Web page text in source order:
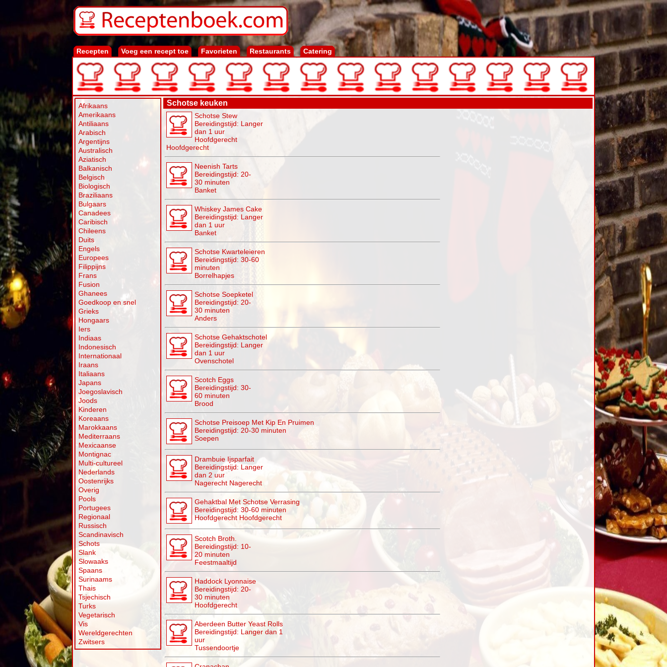
Recepten Voeg een recept toe Favorieten Restaurants Catering
Afrikaans
Amerikaans
Antiliaans
Arabisch
Argentijns
Australisch
Aziatisch
Balkanisch
Belgisch
Biologisch
Braziliaans
Bulgaars
Canadees
Caribisch
Chileens
Duits
Engels
Europees
Filippijns
Frans
Fusion
Ghanees
Goedkoop en snel
Grieks
Hongaars
Iers
Indiaas
Indonesisch
Internationaal
Iraans
Italiaans
Japans
Joegoslavisch
Joods
Kinderen
Koreaans
Marokkaans
Mediterraans
Mexicaanse
Montignac
Multi-cultureel
Nederlands
Oostenrijks
Overig
Pools
Portugees
Regionaal
Russisch
Scandinavisch
Schots
Slank
Slowaaks
Spaans
Surinaams
Thais
Tsjechisch
Turks
Vegetarisch
Vis
Wereldgerechten
Zwitsers
Schotse keuken
Schotse Stew
Bereidingstijd: Langer
dan 1 uur
Hoofdgerecht
Hoofdgerecht
Neenish Tarts
Bereidingstijd: 20-
30 minuten
Banket
Whiskey James Cake
Bereidingstijd: Langer
dan 1 uur
Banket
Schotse Kwarteleieren
Bereidingstijd: 30-60
minuten
Borrelhapjes
Schotse Soepketel
Bereidingstijd: 20-
30 minuten
Anders
Schotse Gehaktschotel
Bereidingstijd: Langer
dan 1 uur
Ovenschotel
Scotch Eggs
Bereidingstijd: 30-
60 minuten
Brood
Schotse Preisoep Met Kip En Pruimen
Bereidingstijd: 20-30 minuten
Soepen
Drambuie Ijsparfait
Bereidingstijd: Langer
dan 2 uur
Nagerecht Nagerecht
Gehaktbal Met Schotse Verrasing
Bereidingstijd: 30-60 minuten
Hoofdgerecht Hoofdgerecht
Scotch Broth.
Bereidingstijd: 10-
20 minuten
Feestmaaltijd
Haddock Lyonnaise
Bereidingstijd: 20-
30 minuten
Hoofdgerecht
Aberdeen Butter Yeast Rolls
Bereidingstijd: Langer dan 1
uur
Tussendoortje